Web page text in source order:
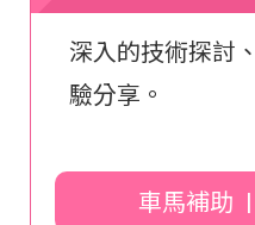
深入的技術探討
驗分享。
車馬補助